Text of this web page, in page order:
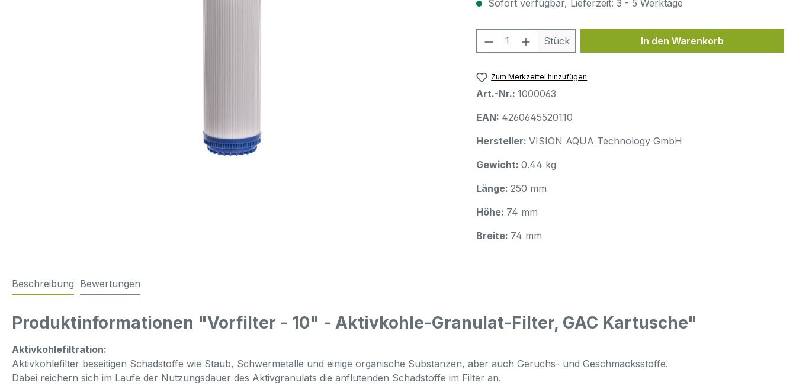
Sofort verfügbar, Lieferzeit: 3 - 5 Werktage
Produkt Anzahl: Gib den gewünschten Wert
Stück In den Warenkorb
Zum Merkzettel hinzufügen
Art.-Nr.: 1000063
EAN: 4260645520110
Hersteller: VISION AQUA Technology GmbH
Gewicht: 0.44 kg
Länge: 250 mm
Höhe: 74 mm
Breite: 74 mm
Beschreibung Bewertungen
Produktinformationen "Vorfilter - 10" - Aktivkohle-Granulat-Filter, GAC Kartusche"
Aktivkohlefiltration:
Aktivkohlefilter beseitigen Schadstoffe wie Staub, Schwermetalle und einige organische Substanzen, aber auch Geruchs- und Geschmacksstoffe.
Dabei reichern sich im Laufe der Nutzungsdauer des Aktivgranulats die anflutenden Schadstoffe im Filter an.